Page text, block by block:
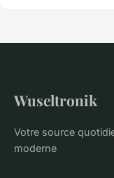
Wuseltronik
Votre source
moderne